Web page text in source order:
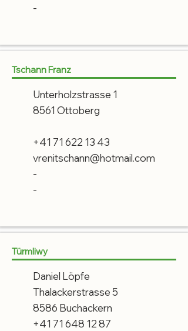
-
Tschann Franz
Unterholzstrasse 1
8561 Ottoberg
+41 71 622 13 43
vrenitschann@hotmail.com
-
-
Türmliwy
Daniel Löpfe
Thalackerstrasse 5
8586 Buchackern
+41 71 648 12 87